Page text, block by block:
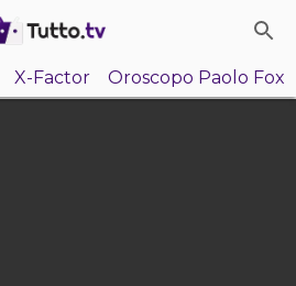
X-Factor Oroscopo Paolo Fox